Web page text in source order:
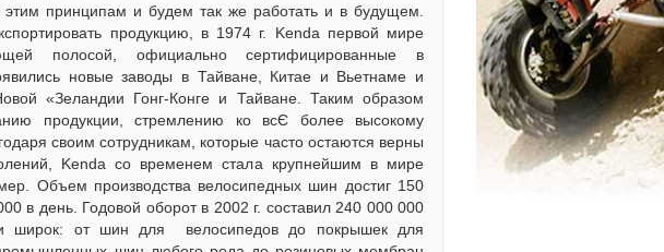
принципам и будем так же работать и в будущем.
продукцию, в 1974 г. Kenda первой мире
полосой, официально сертифицированные в
новые заводы в Тайване, Китае и Вьетнаме и
«Зеландии Гонг-Конге и Тайване. Таким образом
продукции, стремлению ко всЄ более высокому
своим сотрудникам, которые часто остаются верны
Kenda со временем стала крупнейшим в мире
Объем производства велосипедных шин достиг 150
в день. Годовой оборот в 2002 г. составил 240 000 000
широк: от шин для велосипедов до покрышек для